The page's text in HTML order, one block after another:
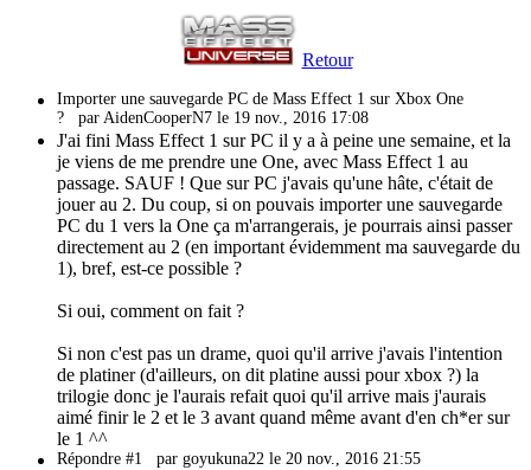
Retour
Importer une sauvegarde PC de Mass Effect 1 sur Xbox One
? par AidenCooperN7 le 19 nov., 2016 17:08
J'ai fini Mass Effect 1 sur PC il y a à peine une semaine, et la
je viens de me prendre une One, avec Mass Effect 1 au
passage. SAUF ! Que sur PC j'avais qu'une hâte, c'était de
jouer au 2. Du coup, si on pouvais importer une sauvegarde
PC du 1 vers la One ça m'arrangerais, je pourrais ainsi passer
directement au 2 (en important évidemment ma sauvegarde du
1), bref, est-ce possible ?
Si oui, comment on fait ?
Si non c'est pas un drame, quoi qu'il arrive j'avais l'intention
de platiner (d'ailleurs, on dit platine aussi pour xbox ?) la
trilogie donc je l'aurais refait quoi qu'il arrive mais j'aurais
aimé finir le 2 et le 3 avant quand même avant d'en ch*er sur
le 1 ^^
Répondre #1 par goyukuna22 le 20 nov., 2016 21:55